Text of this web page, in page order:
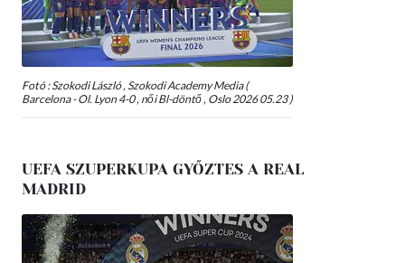
Fotó : Szokodi László , Szokodi Academy Media (
Barcelona - Ol. Lyon 4-0 , női Bl-döntő , Oslo 2026 05.23 )
UEFA SZUPERKUPA GYŐZTES A REAL
MADRID